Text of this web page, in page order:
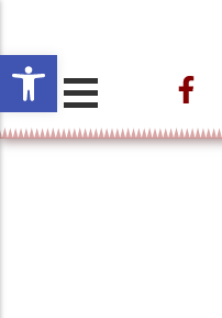
Open toolbar
Projeto ESTAÇÃO